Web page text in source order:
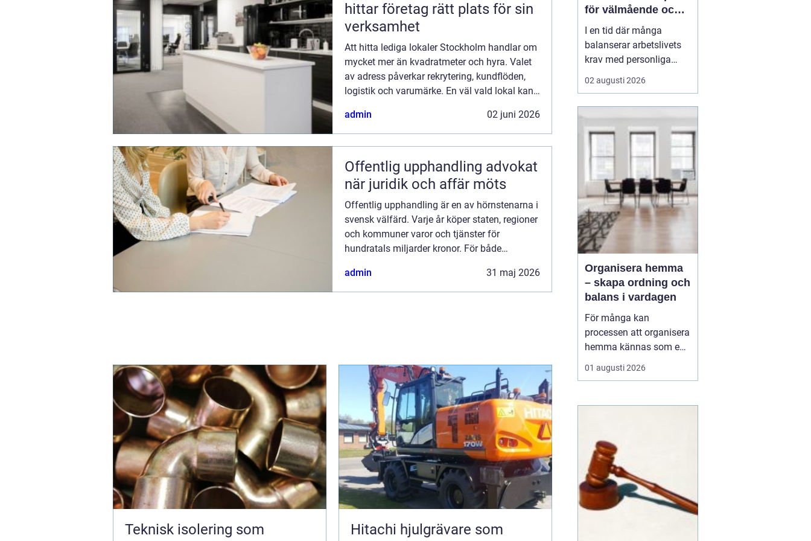
hittar företag rätt plats för sin
verksamhet
Att hitta lediga lokaler Stockholm handlar om
mycket mer än kvadratmeter och hyra. Valet
av adress påverkar rekrytering, kundflöden,
logistik och varumärke. En väl vald lokal kan
göra vardagen enklare för b...
admin 02 juni 2026
Offentlig upphandling advokat
när juridik och affär möts
Offentlig upphandling är en av hörnstenarna i
svensk välfärd. Varje år köper staten, regioner
och kommuner varor och tjänster för
hundratals miljarder kronor. För både
kan en upphandling avgöra om en affär ly...
admin 31 maj 2026
Teknisk isolering som
Hitachi hjulgrävare som
för välmående och
gemenskap
I en tid där många
balanserar arbetslivets
krav med personliga
intressen kan det vara en
utmaning att hitta tid för
hundägare innebär detta
ofta ett behov av att
säkerställa att deras ...
02 augusti 2026
Organisera hemma
– skapa ordning och
balans i vardagen
För många kan
processen att organisera
hemma kännas som en
överväldigande
utmaning, men med rätt
kan den bli en givande
handlar inte enbart om
att skapa ord...
01 augusti 2026